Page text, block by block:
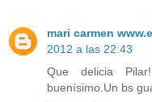
mari carmen
2012 a las 22:43
Que delicia
buenísimo.Un bs